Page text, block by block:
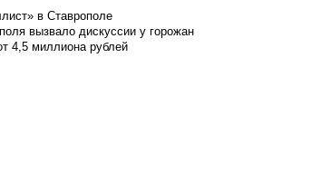
в Ставрополе
вызвало дискуссии у горожан
4,5 миллиона рублей